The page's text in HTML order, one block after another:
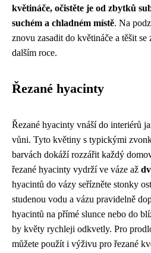
květináče, očistěte je od zbytků
suchém a chladném místě. Na
znovu zasadit do květináče a těšit
dalším roce.
Řezané hyacinty
Řezané hyacinty vnáší do interiérů
vůni. Tyto květiny s typickými
barvách dokáží rozzářit každý
řezané hyacinty vydrží ve váze až
hyacintů do vázy seřízněte stonky
studenou vodu a vázu pravidelně
hyacintů na přímé slunce nebo do
by květy rychleji odkvetly. Pro
můžete použít i výživu pro řezané